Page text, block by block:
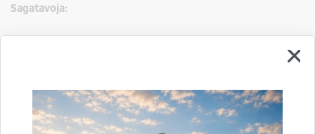
Sagatavoja:
Jolanta Babiško
67075617, mob. 20364206